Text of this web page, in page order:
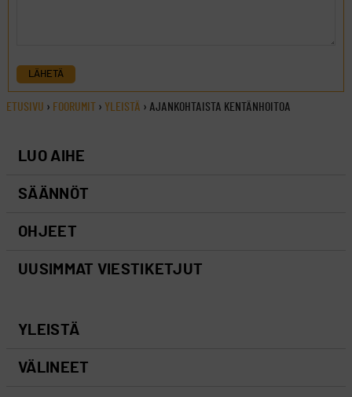
LÄHETÄ
ETUSIVU › FOORUMIT › YLEISTÄ › AJANKOHTAISTA KENTÄNHOITOA
LUO AIHE
SÄÄNNÖT
OHJEET
UUSIMMAT VIESTIKETJUT
YLEISTÄ
VÄLINEET